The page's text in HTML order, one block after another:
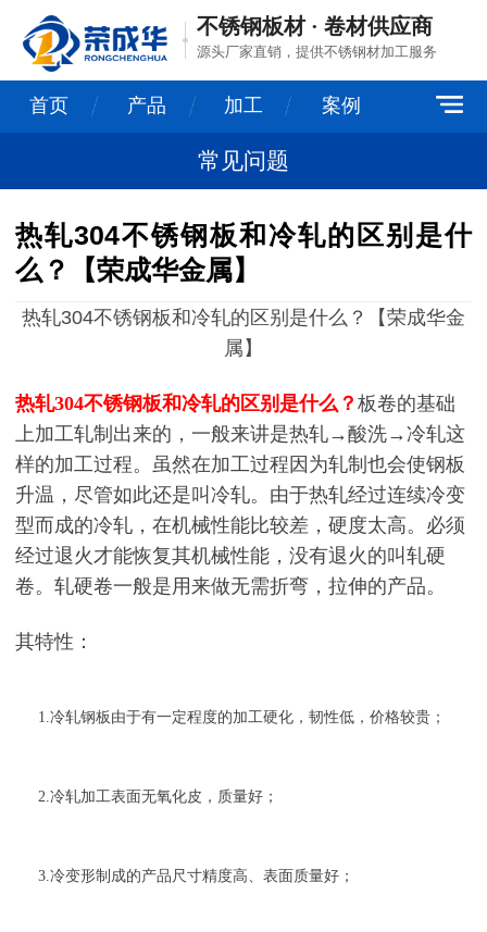
不锈钢板材 · 卷材供应商
源头厂家直销，提供不锈钢材加工服务
首页 产品 加工 案例
常见问题
热轧304不锈钢板和冷轧的区别是什
么？【荣成华金属】
热轧304不锈钢板和冷轧的区别是什么？【荣成华金
属】
热轧304不锈钢板和冷轧的区别是什么？ 板卷的基础
上加工轧制出来的，一般来讲是热轧→酸洗→冷轧这
样的加工过程。虽然在加工过程因为轧制也会使钢板
升温，尽管如此还是叫冷轧。由于热轧经过连续冷变
型而成的冷轧，在机械性能比较差，硬度太高。必须
经过退火才能恢复其机械性能，没有退火的叫轧硬
卷。轧硬卷一般是用来做无需折弯，拉伸的产品。
其特性：
1.冷轧钢板由于有一定程度的加工硬化，韧性低，价格较贵；
2.冷轧加工表面无氧化皮，质量好；
3.冷变形制成的产品尺寸精度高、表面质量好；